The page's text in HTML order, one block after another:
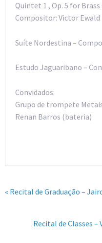
Quintet 1 , Op. 5 for
Compositor: Victor Ewald
Suíte Nordestina –
Estudo Jaguaribano –
Convidados:
Grupo de trompete
Renan Barros (bateria)
« Recital de Graduação –
Recital de Classes –